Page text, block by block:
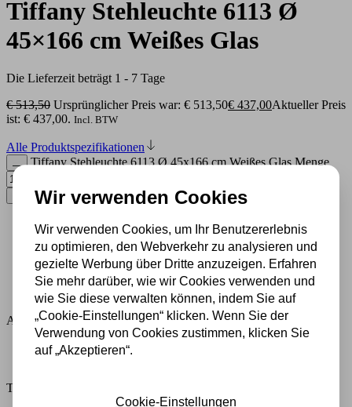
Tiffany Stehleuchte 6113 Ø
45×166 cm Weißes Glas
Die Lieferzeit beträgt 1 - 7 Tage
€513,50 Ursprünglicher Preis war: € 513,50€ 437,00Aktueller Preis
ist: € 437,00. Incl. BTW
Alle Produktspezifikationen
Tiffany Stehleuchte 6113 Ø 45x166 cm Weißes Glas Menge
In den Warenkorb
500 m2 großes Lampengeschäft in Rijssen
Experten für Lampen seit 70 Jahren
Kostenloser Versand in Deutschland ab 99 €
Kostenlose Lichtquellen inklusive
Sichere Zahlung im Anschluss mit Klarna
Artikelnummer:5LL-6113
Beschreibung
Zusätzliche Informationen
Tiffany Stehleuchte 6113 Ø 45×166 cm Weißes Glas
Wir verwenden Cookies
Wir verwenden Cookies, um Ihr Benutzererlebnis
zu optimieren, den Webverkehr zu analysieren und
gezielte Werbung über Dritte anzuzeigen. Erfahren
Sie mehr darüber, wie wir Cookies verwenden und
wie Sie diese verwalten können, indem Sie auf
„Cookie-Einstellungen“ klicken. Wenn Sie der
Verwendung von Cookies zustimmen, klicken Sie
auf „Akzeptieren“.
Cookie-Einstellungen